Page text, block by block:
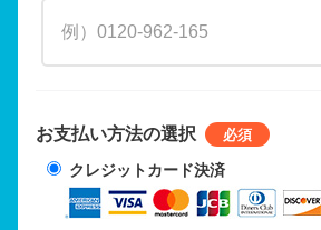
お支払い方法の選択
クレジットカード決済